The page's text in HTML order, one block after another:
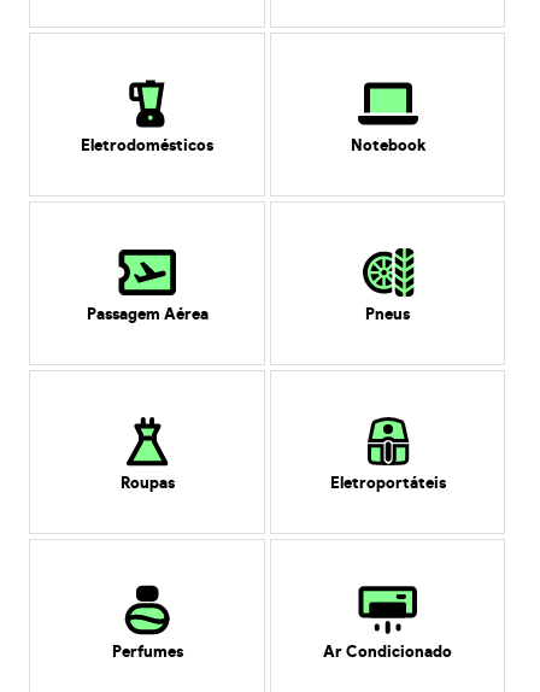
Eletrodomésticos Notebook
Passagem Aérea Pneus
Roupas Eletroportáteis
Perfumes Ar Condicionado